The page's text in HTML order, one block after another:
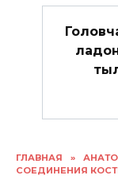
ГЛАВНАЯ »
СОЕДИНЕНИЯ